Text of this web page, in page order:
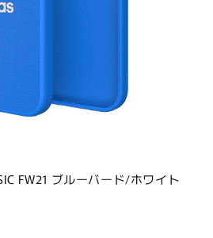
FW21 ブルーバード/ホワイト